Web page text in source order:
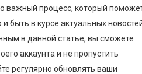
важный процесс, который
в курсе актуальных
в данной статье, вы сможете
аккаунта и не пропустить
регулярно обновлять ваши